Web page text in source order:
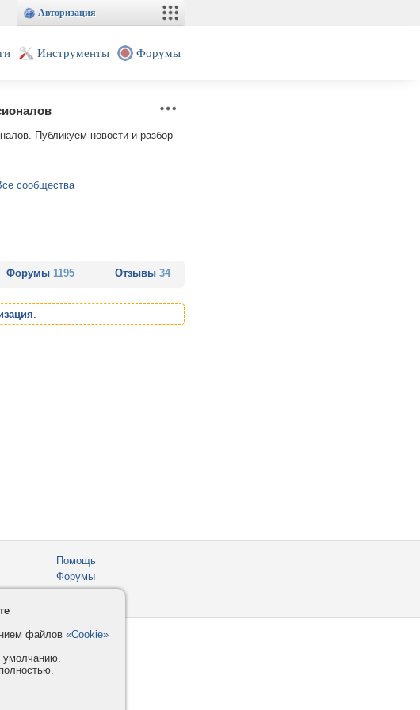
Авторизация
Инструменты Форумы
Публикуем новости и разбор
сообщества
Форумы 1195 Отзывы 34
.
Помощь
Форумы
файлов «Cookie»
умолчанию.